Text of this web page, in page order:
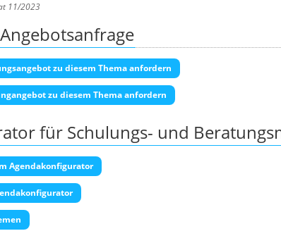
11/2023
zu diesem Thema anfordern
zu diesem Thema anfordern
für Schulungs- und
Agendakonfigurator